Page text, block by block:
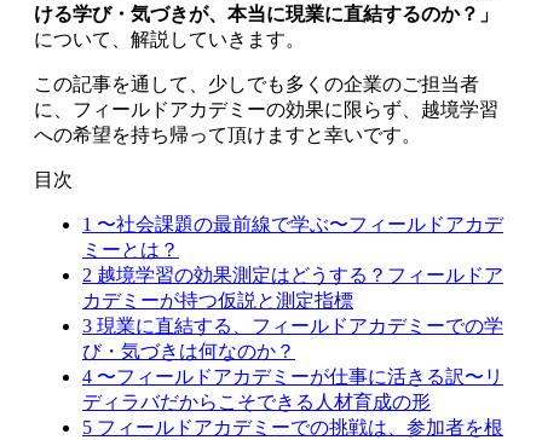
ける学び・気づきが、本当に現業に直結するのか？」
について、解説していきます。
この記事を通して、少しでも多くの企業のご担当者
に、フィールドアカデミーの効果に限らず、越境学習
への希望を持ち帰って頂けますと幸いです。
目次
1 〜社会課題の最前線で学ぶ〜フィールドアカデ
ミーとは？
2 越境学習の効果測定はどうする？フィールドア
カデミーが持つ仮説と測定指標
3 現業に直結する、フィールドアカデミーでの学
び・気づきは何なのか？
4 〜フィールドアカデミーが仕事に活きる訳〜リ
ディラバだからこそできる人材育成の形
5 フィールドアカデミーでの挑戦は、参加者を根